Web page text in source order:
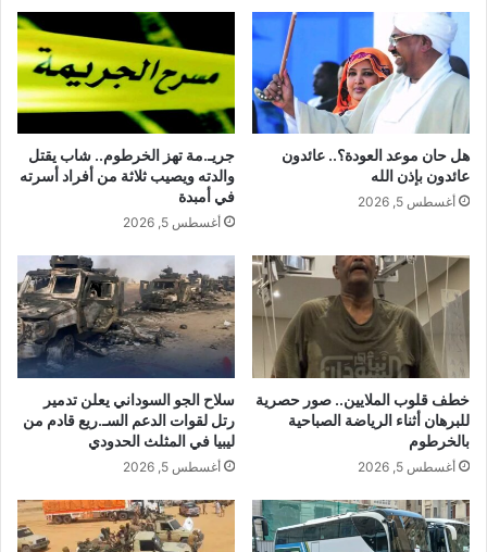
هل حان موعد العودة؟.. عائدون
عائدون بإذن الله
أغسطس 5, 2026
جريـ.مة تهز الخرطوم.. شاب يقتل
والدته ويصيب ثلاثة من أفراد أسرته
في أمبدة
أغسطس 5, 2026
خطف قلوب الملايين.. صور حصرية
للبرهان أثناء الرياضة الصباحية
بالخرطوم
أغسطس 5, 2026
سلاح الجو السوداني يعلن تدمير
رتل لقوات الدعم السـ.ريع قادم من
ليبيا في المثلث الحدودي
أغسطس 5, 2026